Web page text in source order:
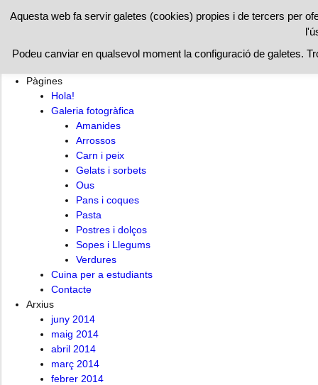
Hola! Cuina per a estudiants Contacte
Pàgines
Hola!
Galeria fotogràfica
Amanides
Arrossos
Carn i peix
Gelats i sorbets
Ous
Pans i coques
Pasta
Postres i dolços
Sopes i Llegums
Verdures
Cuina per a estudiants
Contacte
Arxius
juny 2014
maig 2014
abril 2014
març 2014
febrer 2014
Aquesta web fa servir galetes (cookies) propies i de tercers per
Podeu canviar en qualsevol moment la configuració de galetes.